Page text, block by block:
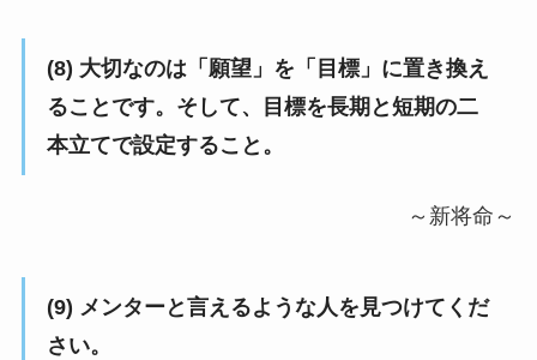
(8) 大切なのは「願望」を「目標」に置き換え
ることです。そして、目標を長期と短期の二
本立てで設定すること。
～新将命～
(9) メンターと言えるような人を見つけてくだ
さい。